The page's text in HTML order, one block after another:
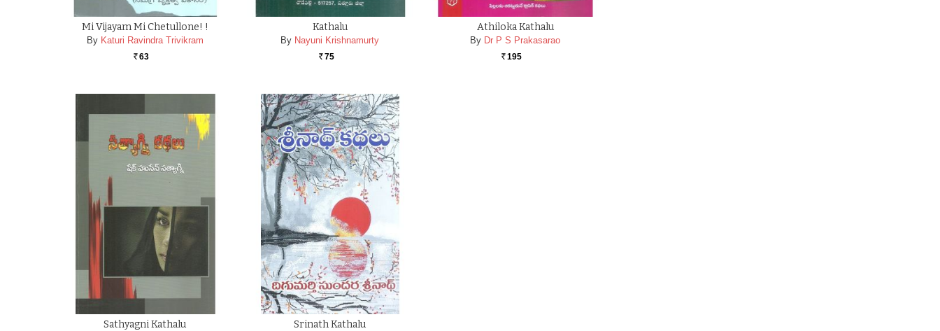
Mi Vijayam Mi Chetullone! !
By Katuri Ravindra Trivikram
Rs. 63
Kathalu
By Nayuni Krishnamurty
Rs. 75
Athiloka Kathalu
By Dr P S Prakasarao
Rs. 195
Sathyagni Kathalu Srinath Kathalu